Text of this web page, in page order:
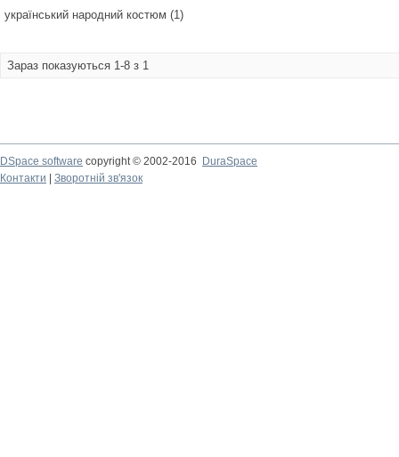
український народний костюм (1)
Зараз показуються 1-8 з 1
DSpace software copyright © 2002-2016
DuraSpace
Контакти
Зворотній зв'язок